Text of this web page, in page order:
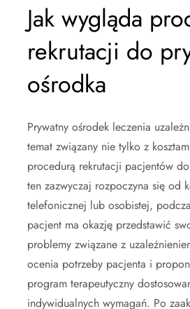
Jak wygląda
rekrutacji do
ośrodka
Prywatny ośrodek leczenia
temat związany nie tylko z
procedurą rekrutacji pacjentów
ten zazwyczaj rozpoczyna się od
telefonicznej lub osobistej,
pacjent ma okazję przedstawić
problemy związane z
ocenia potrzeby pacjenta i
program terapeutyczny
indywidualnych wymagań. Po